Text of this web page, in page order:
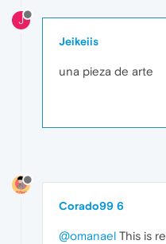
J
Jeikeiis
una pieza de arte
Corado99 6
@omanael This is